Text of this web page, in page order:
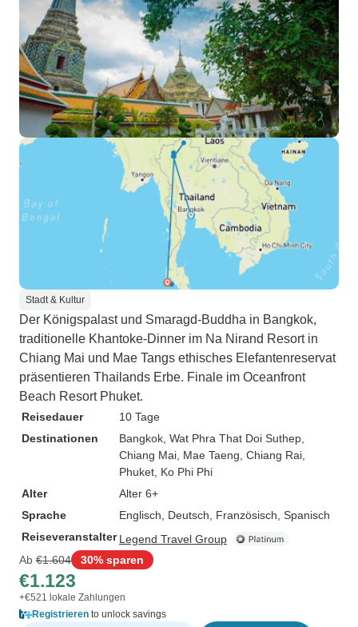
Stadt & Kultur
Der Königspalast und Smaragd-Buddha in Bangkok,
traditionelle Khantoke-Dinner im Na Nirand Resort in
Chiang Mai und Mae Tangs ethisches Elefantenreservat
präsentieren Thailands Erbe. Finale im Oceanfront
Beach Resort Phuket.
Reisedauer
10 Tage
Destinationen
Bangkok , Wat Phra That Doi Suthep
Chiang Mai , Mae Taeng , Chiang Rai
Phuket , Ko Phi Phi
Alter
Alter 6+
Sprache
Englisch, Deutsch, Französisch, Spanisch
Reiseveranstalter Legend Travel Group
Ab €1.604 30% sparen
€1.123
+€521 lokale Zahlungen
Registrieren to unlock savings